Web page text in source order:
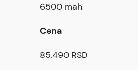
6500 mah
Cena
85.490 RSD